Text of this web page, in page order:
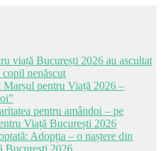
viață București 2026 au ascultat
nenăscut
pentru Viață 2026 –
pentru amândoi – pe
Viață București 2026
Adopția – o naștere din
București 2026